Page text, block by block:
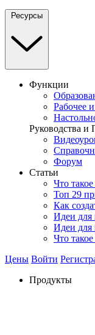
Ресурсы
Функции
Рабочее
Руководства и
Форум
Статьи
Что
Топ 29
Как
Идеи для
Идеи для
Что
Цены Войти
Продукты